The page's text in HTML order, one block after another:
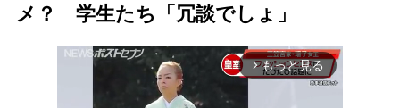
メ？ 学生たち「冗談でしょ」
arrow_forward_ios もっと見る